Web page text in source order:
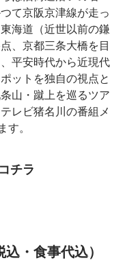
て京阪京津線が走っ
海道（近世以前の鎌
、京都三条大橋を目
平安時代から近現代
ットを独自の視点と
山・蹴上を巡るツア
レビ猪名川の番組メ
。
チラ
・食事代込）